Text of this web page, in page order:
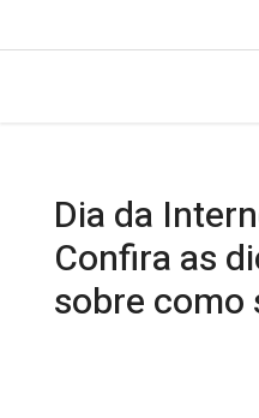
Dia da
Confira as
sobre como